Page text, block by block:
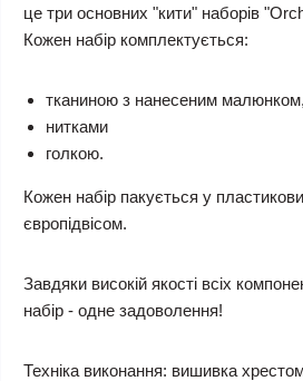
це три основних "кити" наборів
Кожен набір комплектується:
тканиною з нанесеним малюнком,
нитками
голкою.
Кожен набір пакується у
європідвісом.
Завдяки високій якості всіх
набір - одне задоволення!
Техніка виконання: вишивка